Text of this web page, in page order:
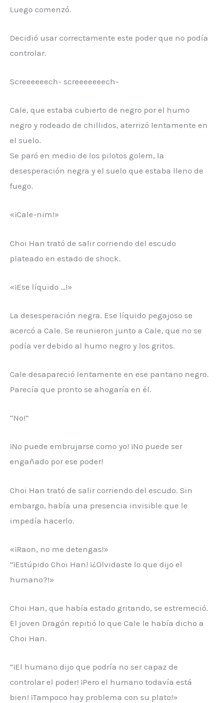
Luego comenzó.
Decidió usar correctamente este poder que no podía
controlar.
Screeeeeech- screeeeeeech-
Cale, que estaba cubierto de negro por el humo
negro y rodeado de chillidos, aterrizó lentamente en
el suelo.
Se paró en medio de los pilotos golem, la
desesperación negra y el suelo que estaba lleno de
fuego.
«¡Cale-nim!»
Choi Han trató de salir corriendo del escudo
plateado en estado de shock.
«¡Ese líquido …!»
La desesperación negra. Ese líquido pegajoso se
acercó a Cale. Se reunieron junto a Cale, que no se
podía ver debido al humo negro y los gritos.
Cale desapareció lentamente en ese pantano negro.
Parecía que pronto se ahogaría en él.
“No!”
¡No puede embrujarse como yo! ¡No puede ser
engañado por ese poder!
Choi Han trató de salir corriendo del escudo. Sin
embargo, había una presencia invisible que le
impedía hacerlo.
«¡Raon, no me detengas!»
“¡Estúpido Choi Han! ¡¿Olvidaste lo que dijo el
humano?!»
Choi Han, que había estado gritando, se estremeció.
El joven Dragón repitió lo que Cale le había dicho a
Choi Han.
“¡El humano dijo que podría no ser capaz de
controlar el poder! ¡Pero el humano todavía está
bien! ¡Tampoco hay problema con su plato!»